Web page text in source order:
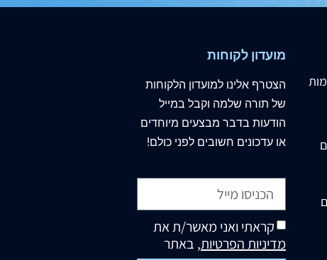
מועדון לקוחות
הצטרף אלינו למועדון הלקוחות
של תורה שלמה וקבל במייל
הודעות בדבר מבצעים מיוחדים
או עדכונים חשובים לפני כולם!
קראתי ואני מאשר/ת את
מדיניות הפרטיות, באתר